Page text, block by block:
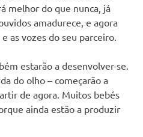
melhor do que nunca, já
amadurece, e agora
as vozes do seu parceiro.
estarão a desenvolver-se.
do olho – começarão a
de agora. Muitos bebés
ainda estão a produzir